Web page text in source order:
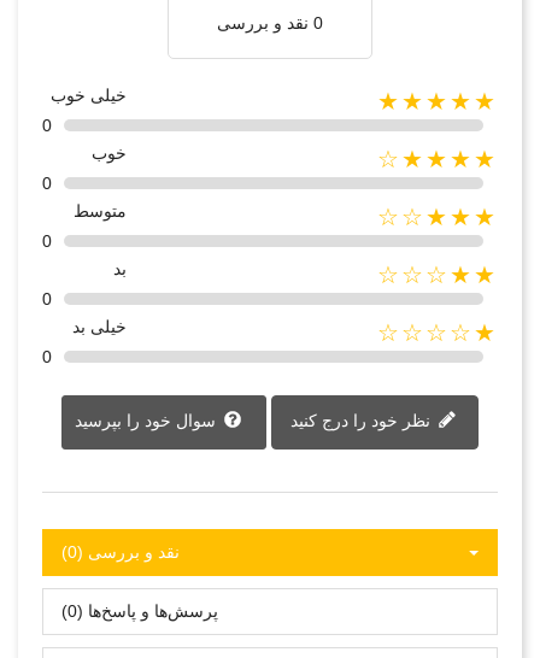
0 نقد و بررسی
★★★★★
خیلی خوب
0
★★★★☆
خوب
0
★★★☆☆
متوسط
0
★★☆☆☆
بد
0
★☆☆☆☆
خیلی بد
0
سوال خود را بپرسید
نقد و بررسی‌‌ (0)
پرسش‌ها و پاسخ‌ها (0)